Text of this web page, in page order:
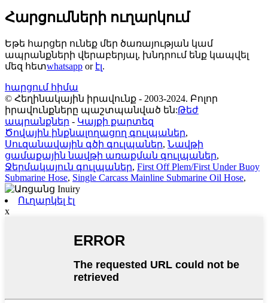
Հարցումների ուղարկում
Եթե ​​հարցեր ունեք մեր ծառայության կամ
ապրանքների վերաբերյալ, խնդրում ենք կապվել
մեզ հետwhatsapp or էլ.
հարցում հիմա
© Հեղինակային իրավունք - 2003-2024. Բոլոր
իրավունքները պաշտպանված են:Թեժ
ապրանքներ - Կայքի քարտեզ
Ծովային ինքնալողացող գուլպաներ,
Սուզանավային գծի գուլպաներ, Նավթի
ցամաքային նավթի առաքման գուլպաներ,
Ջերմակայուն գուլպաներ, First Off Plem/First Under Buoy
Submarine Hose, Single Carcass Mainline Submarine Oil Hose,
Ուղարկել էլ
x